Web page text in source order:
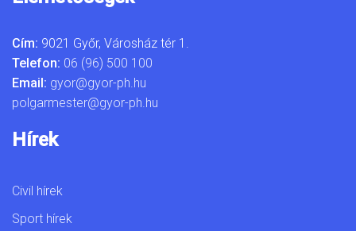
Cím: 9021 Győr, Városház tér 1.
Telefon: 06 (96) 500 100
Email: gyor@gyor-ph.hu
polgarmester@gyor-ph.hu
Hírek
Civil hírek
Sport hírek